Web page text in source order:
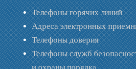
Телефоны горячих линий
Адреса электронных
Телефоны доверия
Телефоны служб